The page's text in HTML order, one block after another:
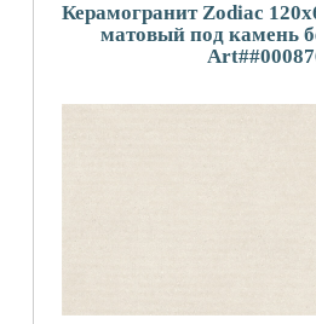
Керамогранит Zodiac
матовый под камень